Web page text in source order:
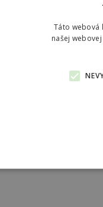
Táto webová
našej